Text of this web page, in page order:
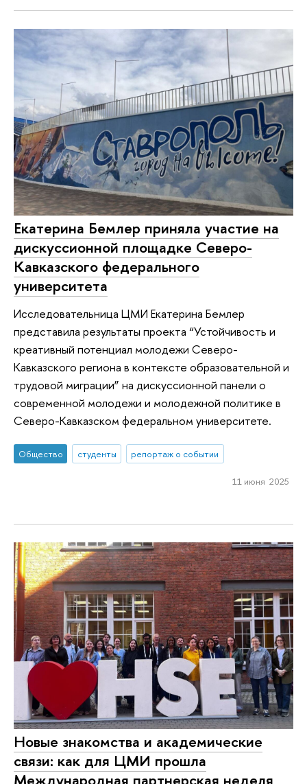
Екатерина Бемлер приняла участие на
дискуссионной площадке Северо-
Кавказского федерального
университета
Исследовательница ЦМИ Екатерина Бемлер
представила результаты проекта “Устойчивость и
креативный потенциал молодежи Северо-
Кавказского региона в контексте образовательной и
трудовой миграции” на дискуссионной панели о
современной молодежи и молодежной политике в
Северо-Кавказском федеральном университете.
Общество студенты репортаж о событии
11 июня 2025
Новые знакомства и академические
связи: как для ЦМИ прошла
Международная партнерская неделя